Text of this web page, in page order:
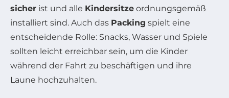
sicher ist und alle Kindersitze ordnungsgemäß
installiert sind. Auch das Packing spielt eine
entscheidende Rolle: Snacks, Wasser und Spiele
sollten leicht erreichbar sein, um die Kinder
während der Fahrt zu beschäftigen und ihre
Laune hochzuhalten.